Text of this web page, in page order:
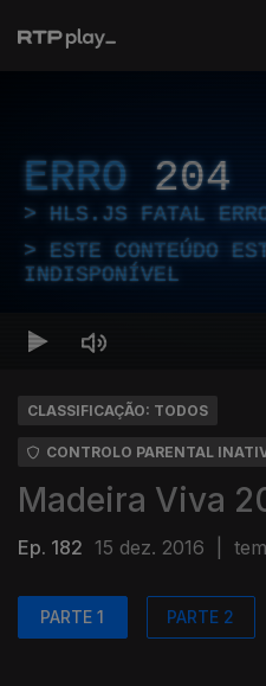
ERRO 204
HLS.JS FATAL
ESTE CONTEÚDO
INDISPONÍVEL
CLASSIFICAÇÃO: TODOS
CONTROLO PARENTAL
Madeira Viva
Ep. 182 15 dez. 2016
PARTE 1 PARTE 2